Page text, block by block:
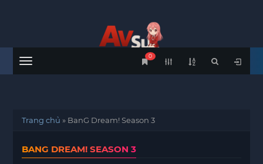
Menu
0
Trang chủ » BanG Dream! Season 3
BANG DREAM! SEASON 3